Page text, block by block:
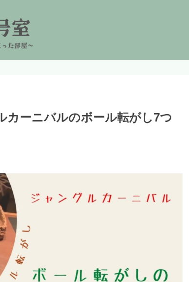
カーニバルのボール転がし7つ